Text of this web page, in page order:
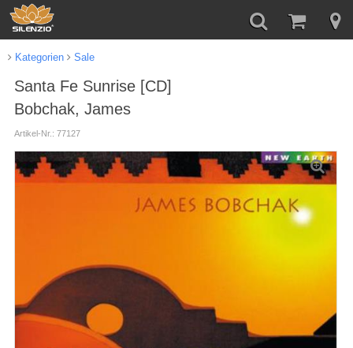
Kategorien Sale
Santa Fe Sunrise [CD]
Bobchak, James
Artikel-Nr.: 77127